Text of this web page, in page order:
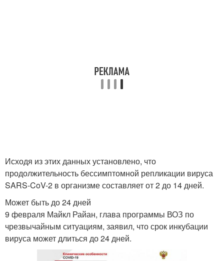
Исходя из этих данных установлено, что
продолжительность бессимптомной репликации вируса
SARS-CoV-2 в организме составляет от 2 до 14 дней.
Может быть до 24 дней
9 февраля Майкл Райан, глава программы ВОЗ по
чрезвычайным ситуациям, заявил, что срок инкубации
вируса может длиться до 24 дней.